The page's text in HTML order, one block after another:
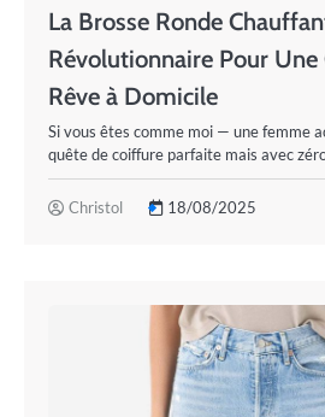
La Brosse Ronde
Révolutionnaire Pour
Rêve à Domicile
Si vous êtes comme moi — une femme
quête de coiffure parfaite mais avec
Christol 18/08/2025